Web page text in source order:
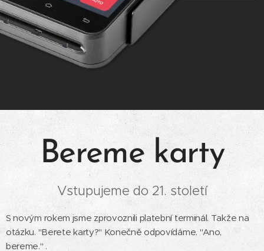
Bereme karty
Vstupujeme do 21. století
S novým rokem jsme zprovoznili platební terminál. Takže na
otázku. "Berete karty?" Konečně odpovídáme. "Ano,
bereme." .